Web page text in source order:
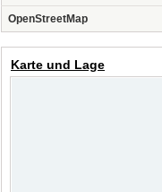
OpenStreetMap
Karte und Lage